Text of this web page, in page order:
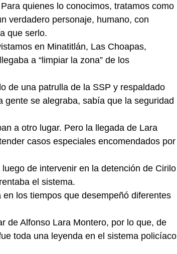
quienes lo conocimos, tratamos como
verdadero personaje, humano, con
que serlo.
en Minatitlán, Las Choapas,
a “limpiar la zona” de los
de una patrulla de la SSP y respaldado
gente se alegraba, sabía que la seguridad
a otro lugar. Pero la llegada de Lara
casos especiales encomendados por
de intervenir en la detención de Cirilo
el sistema.
los tiempos que desempeñó diferentes
de Alfonso Lara Montero, por lo que, de
toda una leyenda en el sistema policíaco